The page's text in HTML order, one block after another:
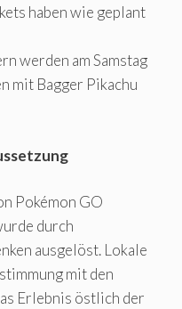
haben wie geplant
werden am Samstag
mit Bagger Pikachu
Pokémon GO
durch
ausgelöst. Lokale
mit den
Erlebnis östlich der